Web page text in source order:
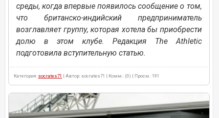
среды, когда впервые появилось сообщение о том,
что британско-индийский предприниматель
возглавляет группу, которая хотела бы приобрести
долю в этом клубе. Редакция The Athletic
подготовила вступительную статью.
Категория: socrates71 | Автор: socrates71 | Комм.: (0) | Просм.: 191